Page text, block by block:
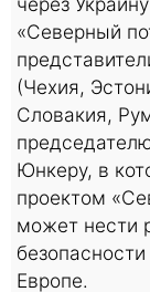
«Северный
(Чехия,
Словакия,
Юнкеру, в
проектом
может нести
Европе.